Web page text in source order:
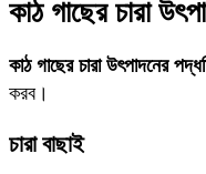
কাঠ গাছের চারা
কাঠ গাছের চারা উৎপাদনের
করব।
চারা বাছাই